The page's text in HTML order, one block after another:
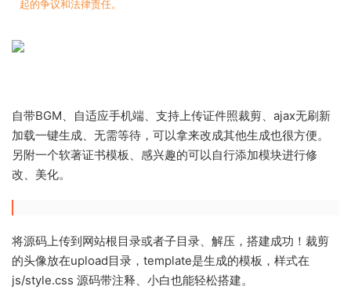
起的争议和法律责任。
自带BGM、自适应手机端、支持上传证件照裁剪、ajax无刷新
加载一键生成、无需等待，可以拿来改成其他生成也很方便。
另附一个软著证书模板、感兴趣的可以自行添加模块进行修
改、美化。
将源码上传到网站根目录或者子目录、解压，搭建成功！裁剪
的头像放在upload目录，template是生成的模板，样式在
js/style.css 源码带注释、小白也能轻松搭建。